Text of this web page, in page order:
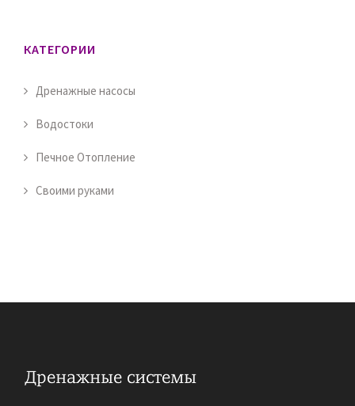
КАТЕГОРИИ
Дренажные насосы
Водостоки
Печное Отопление
Своими руками